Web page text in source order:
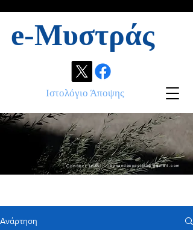
e-Μυστράς
Ιστολόγιο Άποψης
Contact info: ikonandassociates@gmail.com
Ανάρτηση